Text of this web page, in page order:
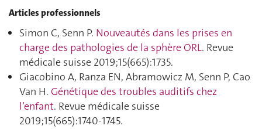
Articles professionnels
Simon C, Senn P. Nouveautés dans les prises en
charge des pathologies de la sphère ORL. Revue
médicale suisse 2019;15(665):1735.
Giacobino A, Ranza EN, Abramowicz M, Senn P, Cao
Van H. Génétique des troubles auditifs chez
l’enfant. Revue médicale suisse
2019;15(665):1740‑1745.